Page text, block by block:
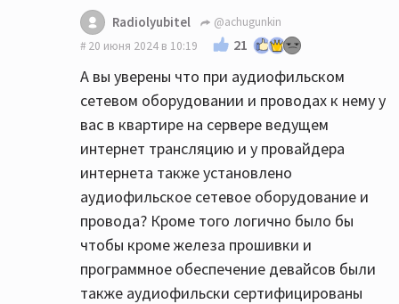
Radiolyubitel
@achugunkin
20 июня 2024 в 10:19
21
А вы уверены что при аудиофильском
сетевом оборудовании и проводах к нему у
вас в квартире на сервере ведущем
интернет трансляцию и у провайдера
интернета также установлено
аудиофильское сетевое оборудование и
провода? Кроме того логично было бы
чтобы кроме железа прошивки и
программное обеспечение девайсов были
также аудиофильски сертифицированы